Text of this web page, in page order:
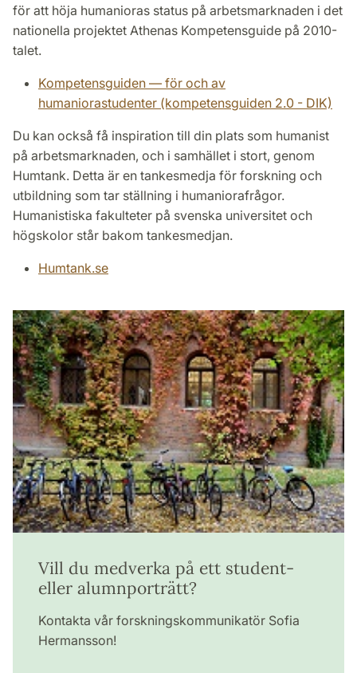
för att höja humanioras status på arbetsmarknaden i det
nationella projektet Athenas Kompetensguide på 2010-
talet.
Kompetensguiden — för och av
humaniorastudenter (kompetensguiden 2.0 - DIK)
Du kan också få inspiration till din plats som humanist
på arbetsmarknaden, och i samhället i stort, genom
Humtank. Detta är en tankesmedja för forskning och
utbildning som tar ställning i humaniorafrågor.
Humanistiska fakulteter på svenska universitet och
högskolor står bakom tankesmedjan.
Humtank.se
Vill du medverka på ett student-
eller alumnporträtt?
Kontakta vår forskningskommunikatör Sofia
Hermansson!